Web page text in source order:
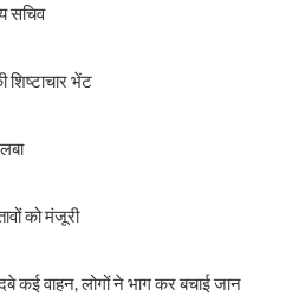
सचिव
भेंट
को मंजूरी
कई वाहन, लोगों ने भाग कर बचाई जान